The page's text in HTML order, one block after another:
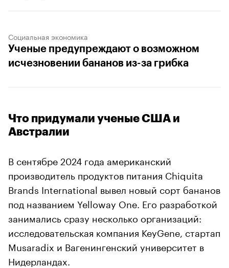
Социальная экономика
Ученые предупреждают о возможном
исчезновении бананов из-за грибка
Что придумали ученые США и
Австралии
В сентябре 2024 года американский
производитель продуктов питания Chiquita
Brands International вывел новый сорт бананов
под названием Yelloway One. Его разработкой
занимались сразу несколько организаций:
исследовательская компания KeyGene, стартап
Musaradix и Вагенингенский университет в
Нидерландах.